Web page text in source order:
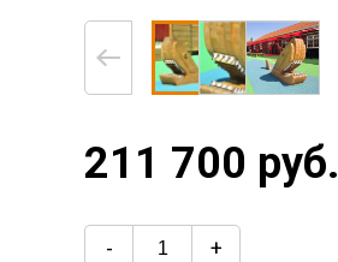
211 700 руб.
- +